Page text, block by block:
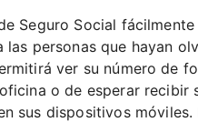
Seguro Social fácilmente
personas que hayan
ver su número de
o de esperar recibir
sus dispositivos móviles.